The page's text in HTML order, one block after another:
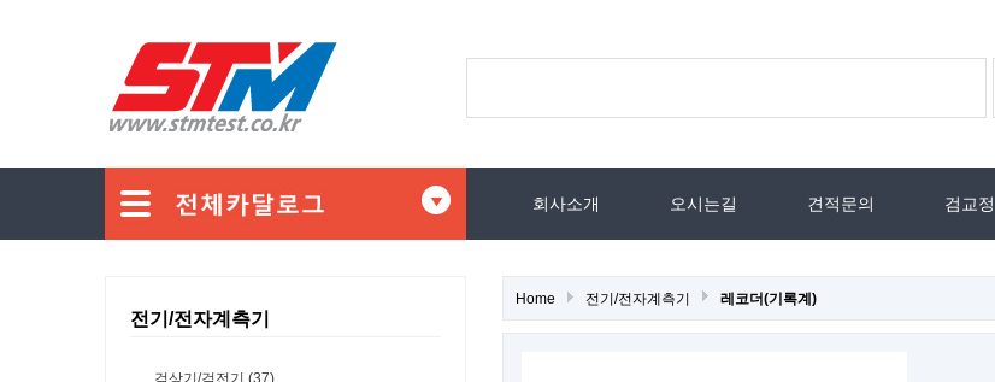
회사소개 오시는길 견적문의 검교정
전기/전자계측기
검상기/검전기 (37)
Home 전기/전자계측기 레코더(기록계)